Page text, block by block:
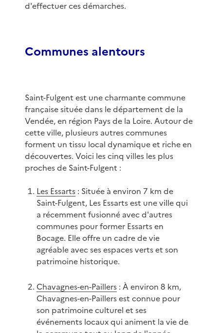
d'effectuer ces démarches.
Communes alentours
Saint-Fulgent est une charmante commune
française située dans le département de la
Vendée, en région Pays de la Loire. Autour de
cette ville, plusieurs autres communes
forment un tissu local dynamique et riche en
découvertes. Voici les cinq villes les plus
proches de Saint-Fulgent :
Les Essarts: Située à environ 7 km de
Saint-Fulgent, Les Essarts est une ville qui
a récemment fusionné avec d'autres
communes pour former Essarts en
Bocage. Elle offre un cadre de vie
agréable avec ses espaces verts et son
patrimoine historique.
Chavagnes-en-Paillers: À environ 8 km,
Chavagnes-en-Paillers est connue pour
son patrimoine culturel et ses
événements locaux qui animent la vie de